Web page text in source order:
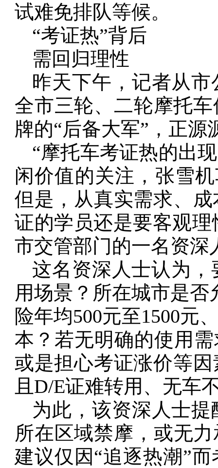
试难免排队等候。
“考证热”背后
需回归理性
昨天下午，记者从
全市三轮、二轮摩托
牌的“后备大军”，正源
“摩托车考证热的出
闲价值的关注，张雪
但是，从真实需求、
证的学员还是要客观理
市交管部门的一名资深
这名资深人士认为
用场景‌？所在城市是
险年均500元至1500元
本？若无明确的使用
或是担心考证涨价等
且D/E证难转用、无车
为此，该资深人士
所在区域禁摩，或无
建议仅因“追逐热潮”